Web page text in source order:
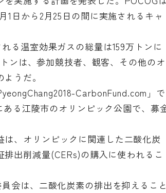
1日から2月25日の間に実施されるキャ
る温室効果ガスの総量は159万トンに
ンは、参加競技者、観客、その他のオ
うだ。
CarbonFund.com」で
る江陵市のオリンピック公園で、募
、オリンピックに関連した二酸化炭
出削減量(CERs)の購入に使われるこ
会は、二酸化炭素の排出を抑えるこ